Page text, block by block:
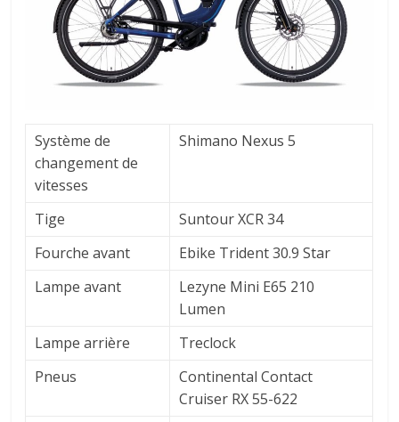
Système de
changement de
vitesses
Shimano Nexus 5
Tige
Suntour XCR 34
Fourche avant
Ebike Trident 30.9 Star
Lampe avant
Lezyne Mini E65 210
Lumen
Lampe arrière
Treclock
Pneus
Continental Contact
Cruiser RX 55-622